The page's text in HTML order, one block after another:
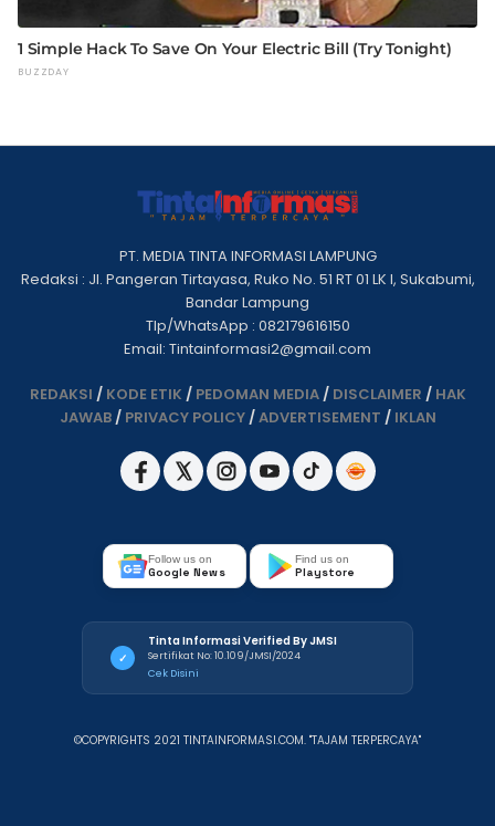
PT. MEDIA TINTA INFORMASI LAMPUNG
Redaksi : Jl. Pangeran Tirtayasa, Ruko No. 51 RT 01 LK I, Sukabumi,
Bandar Lampung
Tlp/WhatsApp : 082179616150
Email: Tintainformasi2@gmail.com
REDAKSI / KODE ETIK / PEDOMAN MEDIA/ DISCLAIMER / HAK
JAWAB/ PRIVACY POLICY/ADVERTISEMENT / IKLAN
Follow us on
Google News
Find us on
Playstore
✓
Tinta Informasi Verified By JMSI
Sertifikat No: 10.109/JMSI/2024
Cek Disini
©COPYRIGHTS 2021 TINTAINFORMASI.COM. "TAJAM TERPERCAYA"